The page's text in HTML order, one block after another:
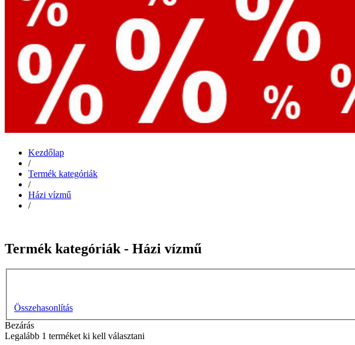
Kezdőlap
/
Termék kategóriák
/
Házi vízmű
/
Termék kategóriák - Házi vízmű
Összehasonlítás
Bezárás
Legalább 1 terméket ki kell választani